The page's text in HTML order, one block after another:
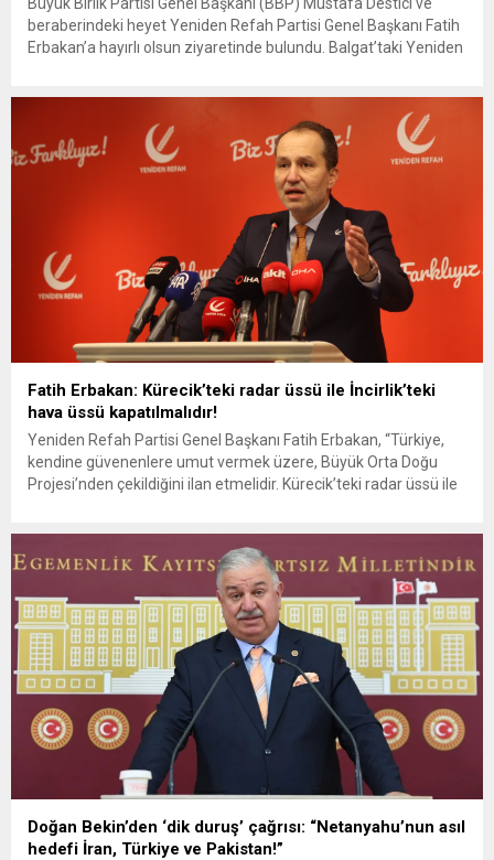
beraberindeki heyet Yeniden Refah Partisi Genel Başkanı Fatih
Erbakan’a hayırlı olsun ziyaretinde bulundu. Balgat’taki Yeniden
sorularını yanıtladı. Konuşmasında Yeniden Refah Partisi’nin
geçtiğimiz aylarda...
Fatih Erbakan: Kürecik’teki radar üssü ile İncirlik’teki
hava üssü kapatılmalıdır!
Yeniden Refah Partisi Genel Başkanı Fatih Erbakan, “Türkiye,
kendine güvenenlere umut vermek üzere, Büyük Orta Doğu
Projesi’nden çekildiğini ilan etmelidir. Kürecik’teki radar üssü ile
Yeniden Refah Partisi Genel Başkanı Fatih Erbakan, sosyal
medya hesabından yaptığı açıklamada...
Doğan Bekin’den ‘dik duruş’ çağrısı: “Netanyahu’nun asıl
hedefi İran, Türkiye ve Pakistan!”